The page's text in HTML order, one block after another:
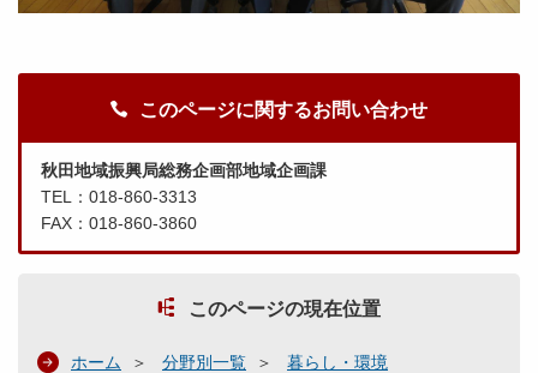
このページに関するお問い合わせ
秋田地域振興局総務企画部地域企画課
TEL：018-860-3313
FAX：018-860-3860
このページの現在位置
ホーム 分野別一覧
暮らし・環境